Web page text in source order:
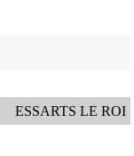
ESSARTS LE ROI